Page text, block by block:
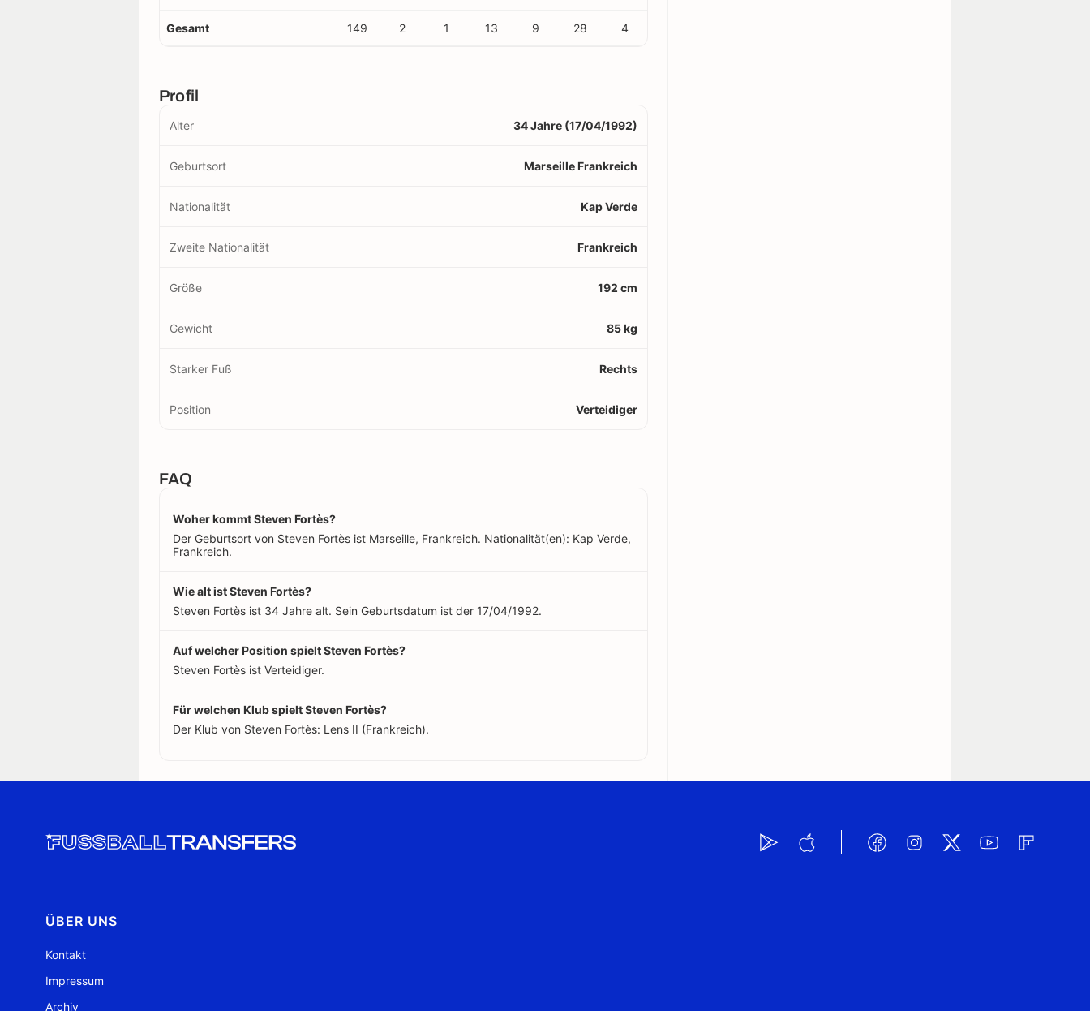
Gesamt 149 2 1 13 9 28 4
Profil
Alter 34 Jahre (17/04/1992)
Geburtsort Marseille Frankreich
Nationalität Kap Verde
Zweite Nationalität Frankreich
Größe 192 cm
Gewicht 85 kg
Starker Fuß Rechts
Position Verteidiger
FAQ
Woher kommt Steven Fortès?
Der Geburtsort von Steven Fortès ist Marseille, Frankreich. Nationalität(en): Kap Verde,
Frankreich.
Wie alt ist Steven Fortès?
Steven Fortès ist 34 Jahre alt. Sein Geburtsdatum ist der 17/04/1992.
Auf welcher Position spielt Steven Fortès?
Steven Fortès ist Verteidiger.
Für welchen Klub spielt Steven Fortès?
Der Klub von Steven Fortès: Lens II (Frankreich).
ÜBER UNS
Kontakt
Impressum
Archiv